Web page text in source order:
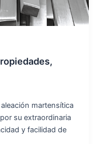
martensítica
su extraordinaria
y facilidad de